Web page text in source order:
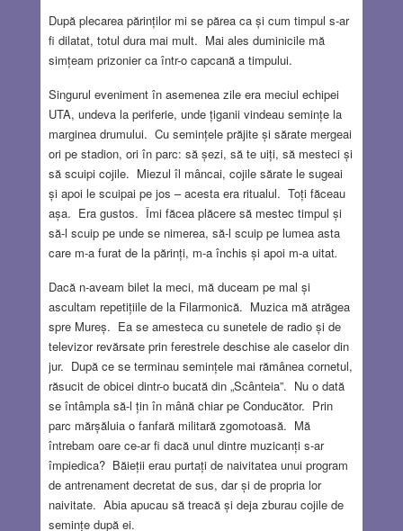
După plecarea părinților mi se părea ca și cum timpul s-ar
fi dilatat, totul dura mai mult. Mai ales duminicile mă
simțeam prizonier ca într-o capcană a timpului.
Singurul eveniment în asemenea zile era meciul echipei
UTA, undeva la periferie, unde țiganii vindeau semințe la
marginea drumului. Cu semințele prăjite și sărate mergeai
ori pe stadion, ori în parc: să șezi, să te uiți, să mesteci și
să scuipi cojile. Miezul îl mâncai, cojile sărate le sugeai
și apoi le scuipai pe jos – acesta era ritualul. Toți făceau
așa. Era gustos. Îmi făcea plăcere să mestec timpul și
să-l scuip pe unde se nimerea, să-l scuip pe lumea asta
care m-a furat de la părinți, m-a închis și apoi m-a uitat.
Dacă n-aveam bilet la meci, mă duceam pe mal și
ascultam repetițiile de la Filarmonică. Muzica mă atrăgea
spre Mureș. Ea se amesteca cu sunetele de radio și de
televizor revărsate prin ferestrele deschise ale caselor din
jur. După ce se terminau semințele mai rămânea cornetul,
răsucit de obicei dintr-o bucată din „Scânteia”. Nu o dată
se întâmpla să-l țin în mână chiar pe Conducător. Prin
parc mărșăluia o fanfară militară zgomotoasă. Mă
întrebam oare ce-ar fi dacă unul dintre muzicanți s-ar
împiedica? Băieții erau purtați de naivitatea unui program
de antrenament decretat de sus, dar și de propria lor
naivitate. Abia apucau să treacă și deja zburau cojile de
semințe după ei.